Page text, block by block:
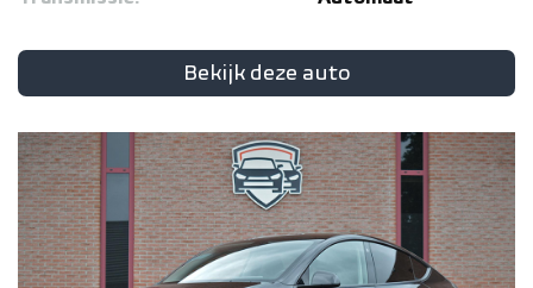
Bekijk deze auto